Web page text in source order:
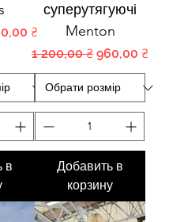
со скидкой
₴
в
суперутягуючі
Menton
Обычная цена
1 200,00 ₴ Цена со
960,00 ₴
Добавить в
корзину